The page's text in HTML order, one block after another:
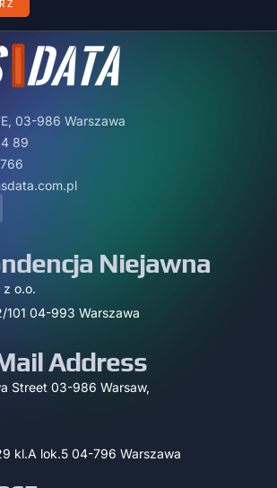
03-986 Warszawa
89
Niejawna
z o.o.
101 04-993 Warszawa
Address
Street 03-986 Warsaw,
kl.A lok.5 04-796 Warszawa